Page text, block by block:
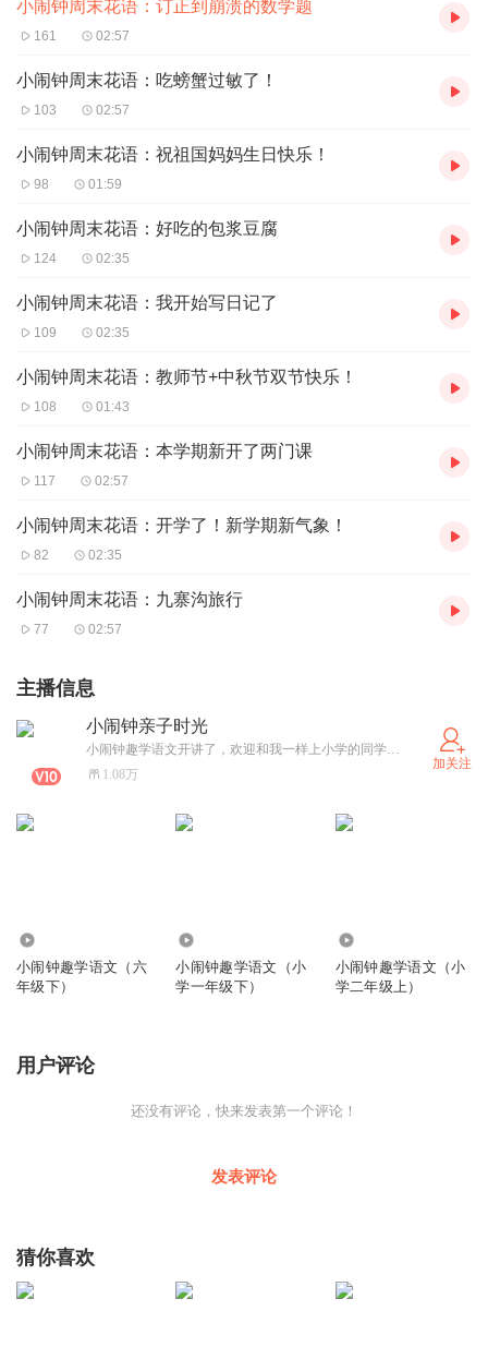
小闹钟周末花语：订正到崩溃的数学题
161 02:57
小闹钟周末花语：吃螃蟹过敏了！
103 02:57
小闹钟周末花语：祝祖国妈妈生日快乐！
98 01:59
小闹钟周末花语：好吃的包浆豆腐
124 02:35
小闹钟周末花语：我开始写日记了
109 02:35
小闹钟周末花语：教师节+中秋节双节快乐！
108 01:43
小闹钟周末花语：本学期新开了两门课
117 02:57
小闹钟周末花语：开学了！新学期新气象！
82 02:35
小闹钟周末花语：九寨沟旅行
77 02:57
主播信息
小闹钟亲子时光
小闹钟趣学语文开讲了，欢迎和我一样上小学的同学来收听哦。每周二、周五更新。
1.08万
加关注
小闹钟趣学语文（六
年级下）
小闹钟趣学语文（小
学一年级下）
小闹钟趣学语文（小
学二年级上）
用户评论
还没有评论，快来发表第一个评论！
发表评论
猜你喜欢